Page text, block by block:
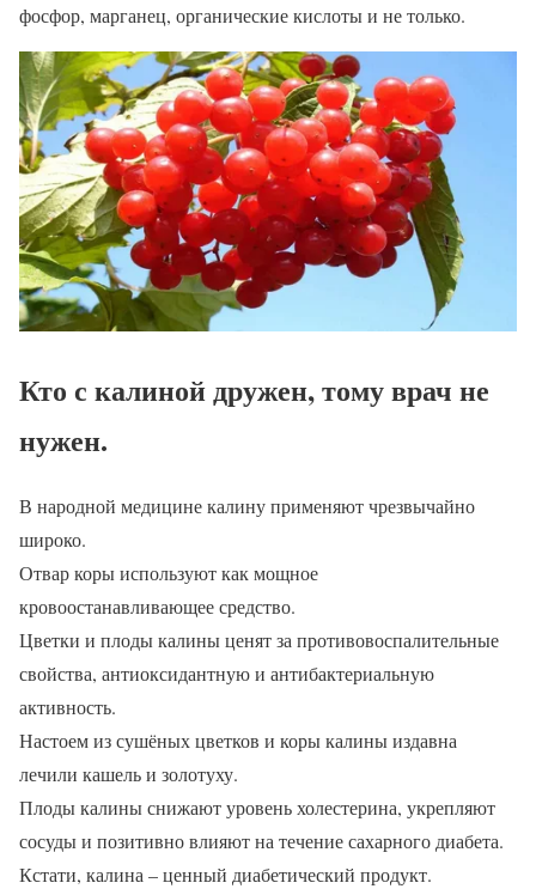
фосфор, марганец, органические кислоты и не только.
Кто с калиной дружен, тому врач не
нужен.
В народной медицине калину применяют чрезвычайно
широко.
Отвар коры используют как мощное
кровоостанавливающее средство.
Цветки и плоды калины ценят за противовоспалительные
свойства, антиоксидантную и антибактериальную
активность.
Настоем из сушёных цветков и коры калины издавна
лечили кашель и золотуху.
Плоды калины снижают уровень холестерина, укрепляют
сосуды и позитивно влияют на течение сахарного диабета.
Кстати, калина – ценный диабетический продукт.